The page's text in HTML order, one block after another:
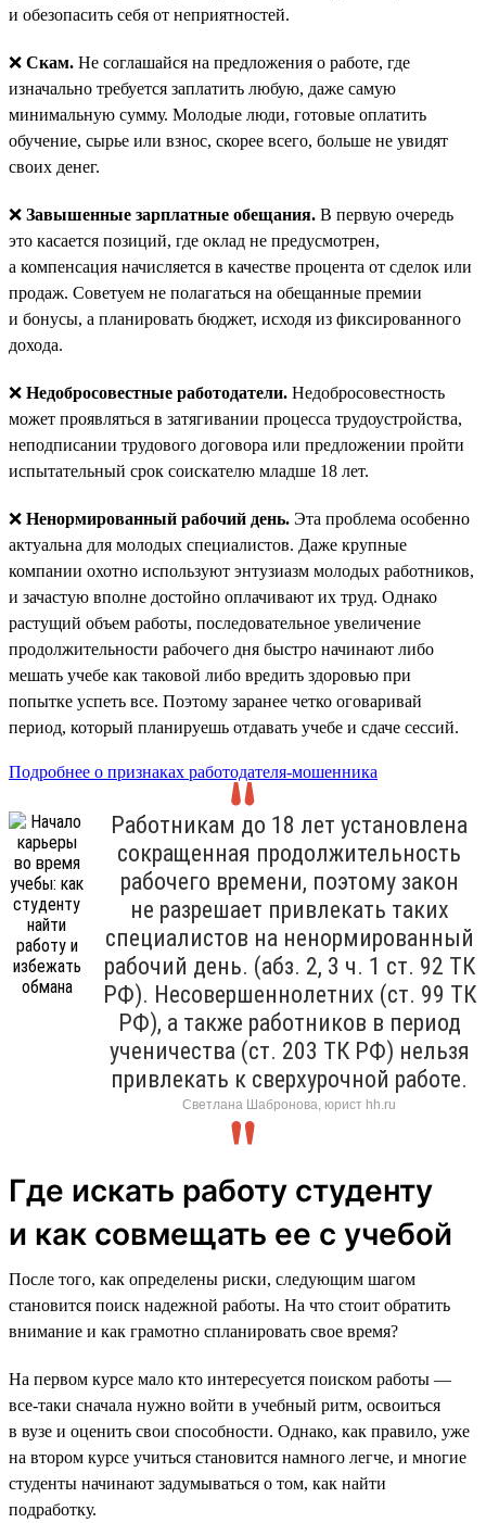
и обезопасить себя от неприятностей.
❌ Скам. Не соглашайся на предложения о работе, где
изначально требуется заплатить любую, даже самую
минимальную сумму. Молодые люди, готовые оплатить
обучение, сырье или взнос, скорее всего, больше не увидят
своих денег.
❌ Завышенные зарплатные обещания. В первую очередь
это касается позиций, где оклад не предусмотрен,
а компенсация начисляется в качестве процента от сделок или
продаж. Советуем не полагаться на обещанные премии
и бонусы, а планировать бюджет, исходя из фиксированного
дохода.
❌ Недобросовестные работодатели. Недобросовестность
может проявляться в затягивании процесса трудоустройства,
неподписании трудового договора или предложении пройти
испытательный срок соискателю младше 18 лет.
❌ Ненормированный рабочий день. Эта проблема особенно
актуальна для молодых специалистов. Даже крупные
компании охотно используют энтузиазм молодых работников,
и зачастую вполне достойно оплачивают их труд. Однако
растущий объем работы, последовательное увеличение
продолжительности рабочего дня быстро начинают либо
мешать учебе как таковой либо вредить здоровью при
попытке успеть все. Поэтому заранее четко оговаривай
период, который планируешь отдавать учебе и сдаче сессий.
Подробнее о признаках работодателя-мошенника
Работникам до 18 лет установлена
сокращенная продолжительность
рабочего времени, поэтому закон
не разрешает привлекать таких
специалистов на ненормированный
рабочий день. (абз. 2, 3 ч. 1 ст. 92 ТК
РФ). Несовершеннолетних (ст. 99 ТК
РФ), а также работников в период
ученичества (ст. 203 ТК РФ) нельзя
привлекать к сверхурочной работе.
Светлана Шабронова, юрист hh.ru
Где искать работу студенту
и как совмещать ее с учебой
После того, как определены риски, следующим шагом
становится поиск надежной работы. На что стоит обратить
внимание и как грамотно спланировать свое время?
На первом курсе мало кто интересуется поиском работы —
все-таки сначала нужно войти в учебный ритм, освоиться
в вузе и оценить свои способности. Однако, как правило, уже
на втором курсе учиться становится намного легче, и многие
студенты начинают задумываться о том, как найти
подработку.